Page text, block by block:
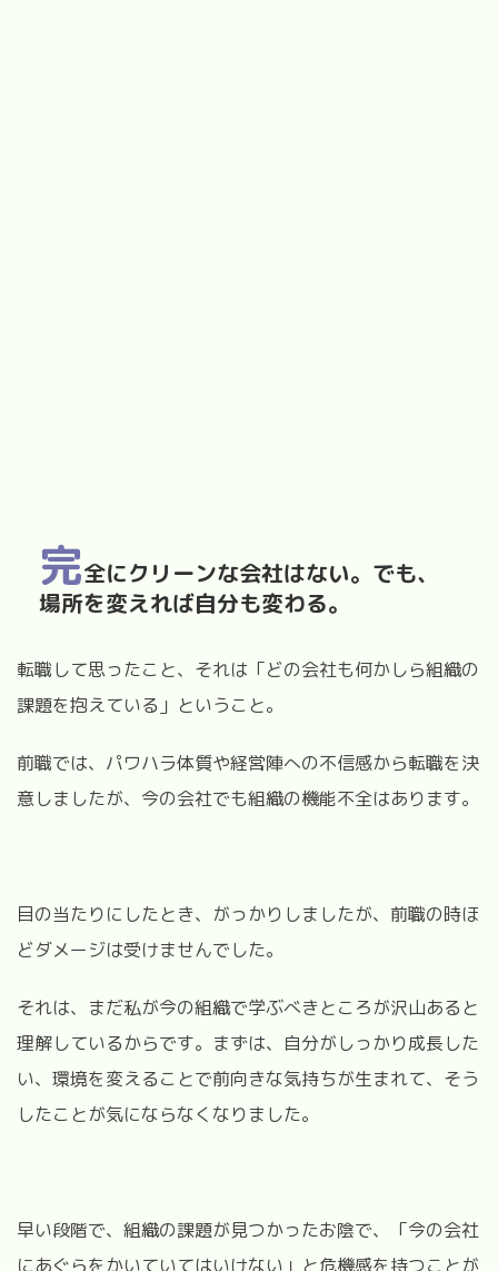
完全にクリーンな会社はない。でも、
場所を変えれば自分も変わる。
転職して思ったこと、それは「どの会社も何かしら組織の
課題を抱えている」ということ。
前職では、パワハラ体質や経営陣への不信感から転職を決
意しましたが、今の会社でも組織の機能不全はあります。
目の当たりにしたとき、がっかりしましたが、前職の時ほ
どダメージは受けませんでした。
それは、まだ私が今の組織で学ぶべきところが沢山あると
理解しているからです。まずは、自分がしっかり成長した
い、環境を変えることで前向きな気持ちが生まれて、そう
したことが気にならなくなりました。
早い段階で、組織の課題が見つかったお陰で、「今の会社
にあぐらをかいていてはいけない」と危機感を持つことが